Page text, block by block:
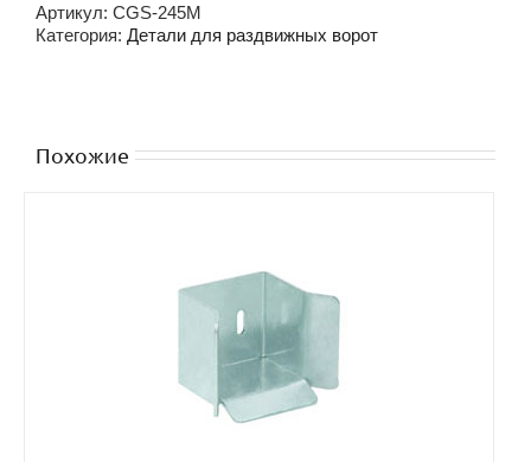
Артикул: CGS-245M
Категория: Детали для раздвижных ворот
Похожие